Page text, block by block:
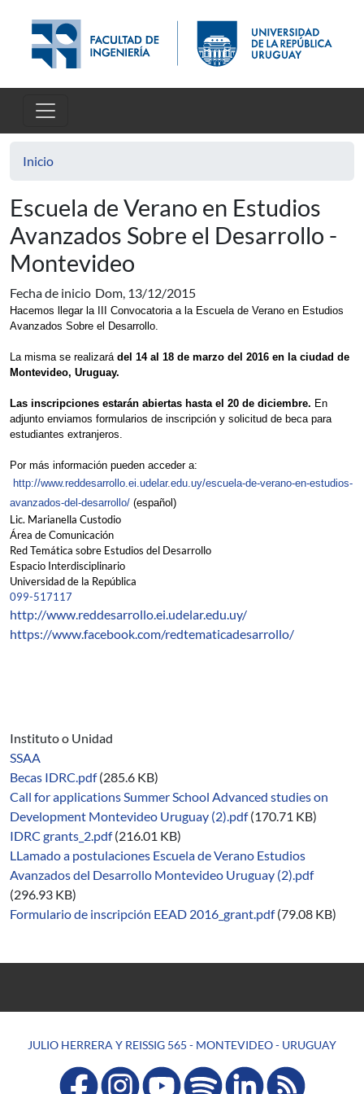
Inicio
Escuela de Verano en Estudios
Avanzados Sobre el Desarrollo -
Montevideo
Fecha de inicio Dom, 13/12/2015
Hacemos llegar la III Convocatoria a la Escuela de Verano en Estudios
Avanzados Sobre el Desarrollo.
La misma se realizará del 14 al 18 de marzo del 2016 en la ciudad de
Montevideo, Uruguay.
Las inscripciones estarán abiertas hasta el 20 de diciembre. En
adjunto enviamos formularios de inscripción y solicitud de beca para
estudiantes extranjeros.
Por más información pueden acceder a:
http://www.reddesarrollo.ei.udelar.edu.uy/escuela-de-verano-en-estudios-
avanzados-del-desarrollo/ (español)
Lic. Marianella Custodio
Área de Comunicación
Red Temática sobre Estudios del Desarrollo
Espacio Interdisciplinario
Universidad de la República
099-517117
http://www.reddesarrollo.ei.udelar.edu.uy/
https://www.facebook.com/redtematicadesarrollo/
Instituto o Unidad
SSAA
Becas IDRC.pdf (285.6 KB)
Call for applications Summer School Advanced studies on
Development Montevideo Uruguay (2).pdf (170.71 KB)
IDRC grants_2.pdf (216.01 KB)
LLamado a postulaciones Escuela de Verano Estudios
Avanzados del Desarrollo Montevideo Uruguay (2).pdf
(296.93 KB)
Formulario de inscripción EEAD 2016_grant.pdf (79.08 KB)
JULIO HERRERA Y REISSIG 565 - MONTEVIDEO - URUGUAY